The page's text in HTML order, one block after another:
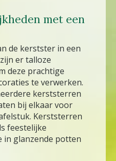
met een
de kerstster in een
er talloze
deze prachtige
te verwerken.
kerststerren
bij elkaar voor
Kerststerren
feestelijke
in glanzende potten